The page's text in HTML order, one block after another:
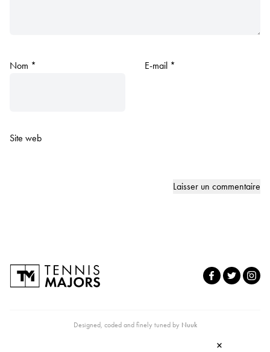
Nom * E-mail *
Site web
Designed, coded and finely tuned by Nuuk
×